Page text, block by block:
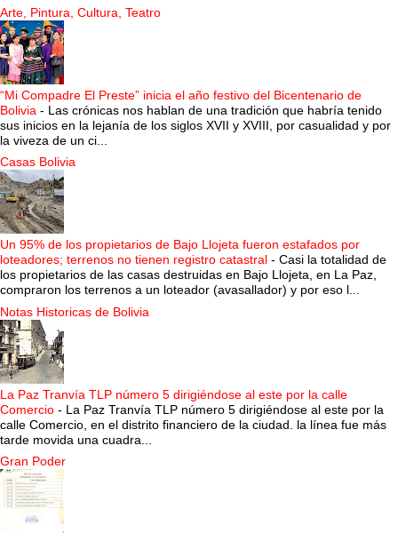
Arte, Pintura, Cultura, Teatro
“Mi Compadre El Preste” inicia el año festivo del Bicentenario de
Bolivia - Las crónicas nos hablan de una tradición que habría tenido
sus inicios en la lejanía de los siglos XVII y XVIII, por casualidad y por
la viveza de un ci...
Casas Bolivia
Un 95% de los propietarios de Bajo Llojeta fueron estafados por
loteadores; terrenos no tienen registro catastral - Casi la totalidad de
los propietarios de las casas destruidas en Bajo Llojeta, en La Paz,
compraron los terrenos a un loteador (avasallador) y por eso l...
Notas Historicas de Bolivia
La Paz Tranvía TLP número 5 dirigiéndose al este por la calle
Comercio - La Paz Tranvía TLP número 5 dirigiéndose al este por la
calle Comercio, en el distrito financiero de la ciudad. la línea fue más
tarde movida una cuadra...
Gran Poder